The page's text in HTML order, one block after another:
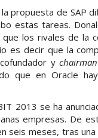
propuesta de SAP
estas tareas.
los rivales de la
es decir que la
ychairman
que en Oracle
2013 se ha
empresas. De
seis meses, tras